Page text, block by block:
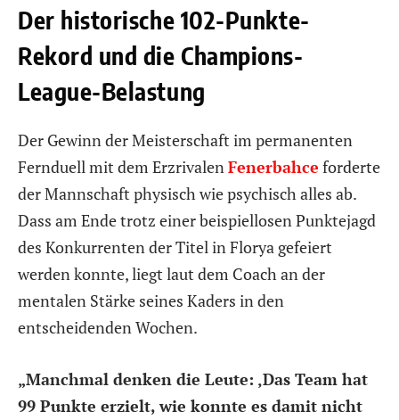
Der historische 102-Punkte-
Rekord und die Champions-
League-Belastung
Der Gewinn der Meisterschaft im permanenten
Fernduell mit dem ErzrivalenFenerbahce forderte
der Mannschaft physisch wie psychisch alles ab.
Dass am Ende trotz einer beispiellosen Punktejagd
des Konkurrenten der Titel in Florya gefeiert
werden konnte, liegt laut dem Coach an der
mentalen Stärke seines Kaders in den
entscheidenden Wochen.
„Manchmal denken die Leute: ‚Das Team hat
99 Punkte erzielt, wie konnte es damit nicht